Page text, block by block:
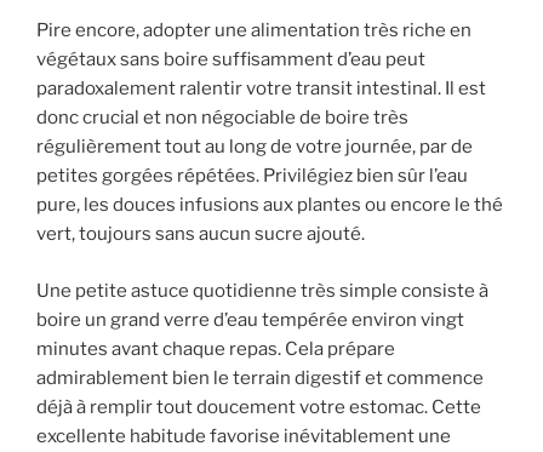
Pire encore, adopter une alimentation très riche en
végétaux sans boire suffisamment d’eau peut
paradoxalement ralentir votre transit intestinal. Il est
donc crucial et non négociable de boire très
régulièrement tout au long de votre journée, par de
petites gorgées répétées. Privilégiez bien sûr l’eau
pure, les douces infusions aux plantes ou encore le thé
vert, toujours sans aucun sucre ajouté.
Une petite astuce quotidienne très simple consiste à
boire un grand verre d’eau tempérée environ vingt
minutes avant chaque repas. Cela prépare
admirablement bien le terrain digestif et commence
déjà à remplir tout doucement votre estomac. Cette
excellente habitude favorise inévitablement une